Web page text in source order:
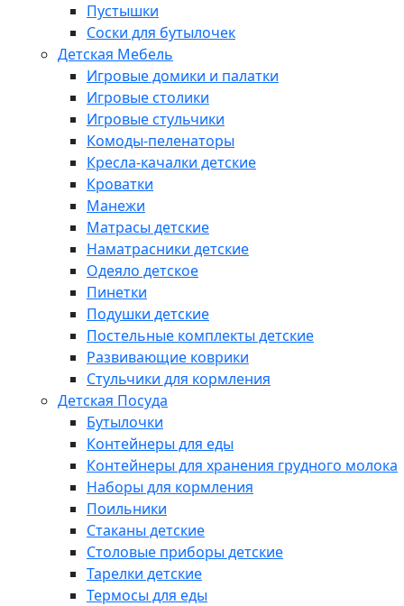
Пустышки
Соски для бутылочек
Детская Мебель
Игровые домики и палатки
Игровые столики
Игровые стульчики
Комоды-пеленаторы
Кресла-качалки детские
Кроватки
Манежи
Матрасы детские
Наматрасники детские
Одеяло детское
Пинетки
Подушки детские
Постельные комплекты детские
Развивающие коврики
Стульчики для кормления
Детская Посуда
Бутылочки
Контейнеры для еды
Контейнеры для хранения грудного молока
Наборы для кормления
Поильники
Стаканы детские
Столовые приборы детские
Тарелки детские
Термосы для еды